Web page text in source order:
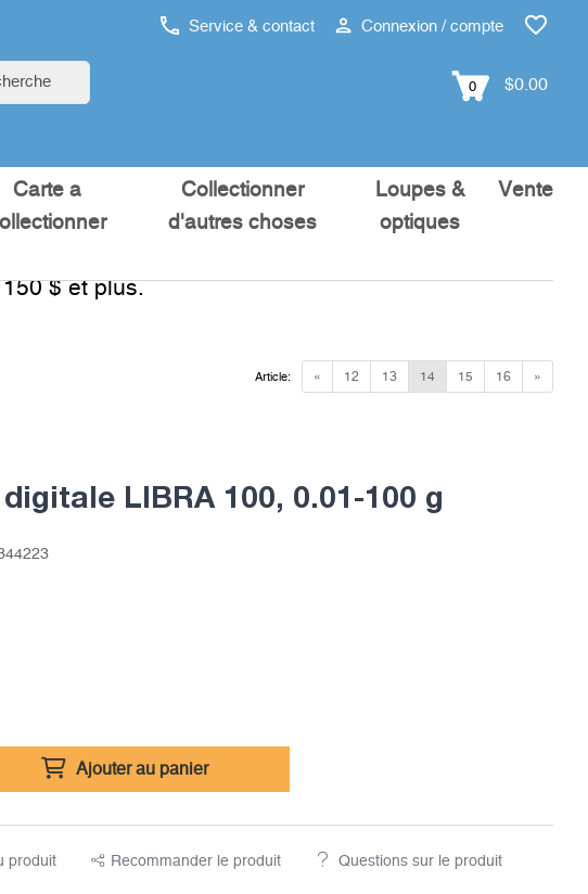
Service & contact Connexion / compte
0 $0.00
Carte a
Collectionner
d'autres choses
Loupes &
optiques
Vente
$ et plus.
« 12 13 14 15 16 »
Article:
LIBRA 100, 0.01-100 g
Ajouter au panier
produit Recommander le produit Questions sur le produit